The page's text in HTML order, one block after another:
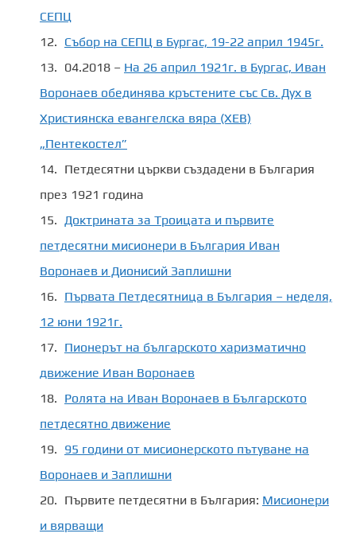
СЕПЦ
Събор на СЕПЦ в Бургас, 19-22 април 1945г.
04.2018 – На 26 април 1921г. в Бургас, Иван
Воронаев обединява кръстените със Св. Дух в
Християнска евангелска вяра (ХЕВ)
„Пентекостел”
Петдесятни църкви създадени в България
през 1921 година
Доктрината за Троицата и първите
петдесятни мисионери в България Иван
Воронаев и Дионисий Заплишни
Първата Петдесятница в България – неделя,
12 юни 1921г.
Пионерът на българското харизматично
движение Иван Воронаев
Ролята на Иван Воронаев в Българското
петдесятно движение
95 години от мисионерското пътуване на
Воронаев и Заплишни
Първите петдесятни в България: Мисионери
и вярващи